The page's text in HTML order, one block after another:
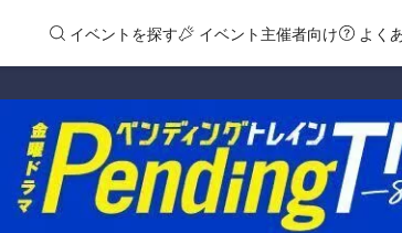
イベントを探す イベント主催者向け よく